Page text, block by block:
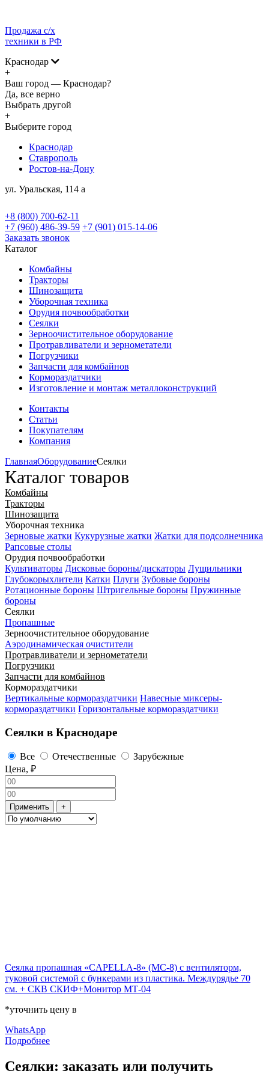
Продажа с/х
техники в РФ
Краснодар
+
Ваш город — Краснодар?
Да, все верно
Выбрать другой
+
Выберите город
Краснодар
Ставрополь
Ростов-на-Дону
ул. Уральская, 114 а
+8 (800) 700-62-11
+7 (960) 486-39-59 +7 (901) 015-14-06
Заказать звонок
Каталог
Комбайны
Тракторы
Шинозащита
Уборочная техника
Орудия почвообработки
Сеялки
Зерноочистительное оборудование
Протравливатели и зернометатели
Погрузчики
Запчасти для комбайнов
Кормораздатчики
Изготовление и монтаж металлоконструкций
Контакты
Статьи
Покупателям
Компания
ГлавнаяОборудованиеСеялки
Каталог товаров
Комбайны
Тракторы
Шинозащита
Уборочная техника
Зерновые жатки Кукурузные жатки Жатки для подсолнечника
Рапсовые столы
Орудия почвообработки
Культиваторы Дисковые бороны/дискаторы Лущильники
Глубокорыхлители Катки Плуги Зубовые бороны
Ротационные бороны Штригельные бороны Пружинные
бороны
Сеялки
Пропашные
Зерноочистительное оборудование
Аэродинамическая очистители
Протравливатели и зернометатели
Погрузчики
Запчасти для комбайнов
Кормораздатчики
Вертикальные кормораздатчики Навесные миксеры-
кормораздатчики Горизонтальные кормораздатчики
Сеялки в Краснодаре
Все Отечественные
Зарубежные
Цена, ₽
Применить +
Сеялка пропашная «CAPELLA-8» (МС-8) с вентиляторм,
туковой системой с бункерами из пластика. Междурядье 70
см. + СКВ СКИФ+Монитор МТ-04
*уточнить цену в
WhatsApp
Подробнее
Сеялки: заказать или получить